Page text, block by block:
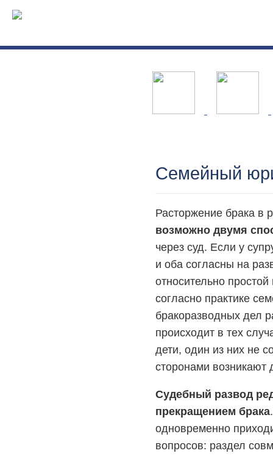
Семейный
Расторжение брака в
возможно двумя
через суд. Если у
и оба согласны на
относительно
согласно практике
бракоразводных дел
происходит в тех
дети, один из них не
сторонами
Судебный развод
прекращением брака
одновременно
вопросов: раздел